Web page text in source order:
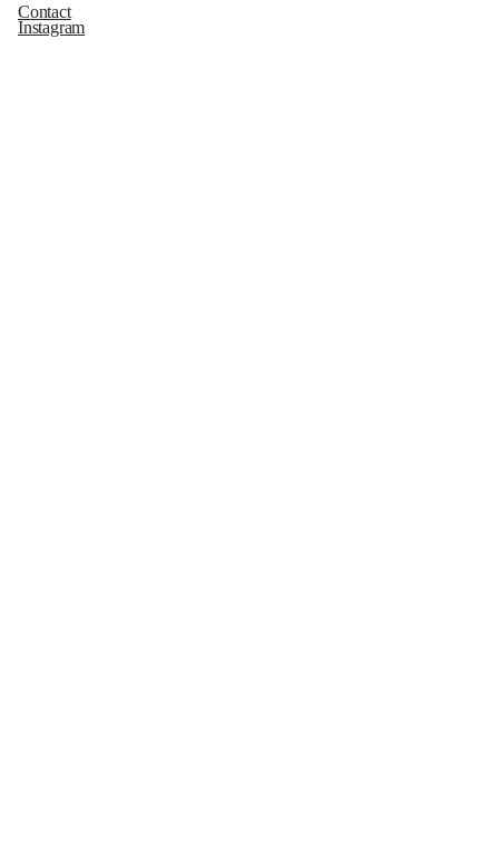
Contact
Instagram